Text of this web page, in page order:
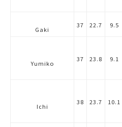
Gaki
37 22.7 9.5
Yumiko
37 23.8 9.1
Ichi
38 23.7 10.1